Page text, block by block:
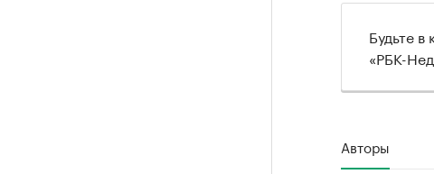
Будьте
«РБК-
Авторы